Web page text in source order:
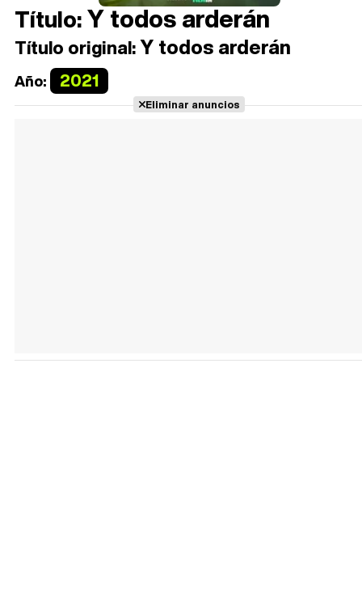
Título:Y todos arderán
Título original:Y todos arderán
Año: 2021
Eliminar anuncios